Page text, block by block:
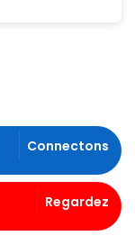
Connectons
Regardez